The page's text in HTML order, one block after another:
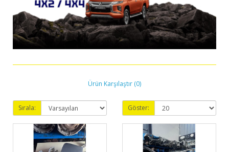
Ürün Karşılaştır (0)
Sırala: Göster: